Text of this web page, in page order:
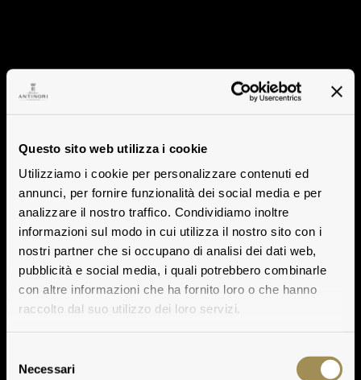
Questo sito web utilizza i cookie
Utilizziamo i cookie per personalizzare contenuti ed
annunci, per fornire funzionalità dei social media e per
analizzare il nostro traffico. Condividiamo inoltre
informazioni sul modo in cui utilizza il nostro sito con i
nostri partner che si occupano di analisi dei dati web,
pubblicità e social media, i quali potrebbero combinarle
con altre informazioni che ha fornito loro o che hanno
raccolto dal suo utilizzo dei loro servizi.
delNecessari